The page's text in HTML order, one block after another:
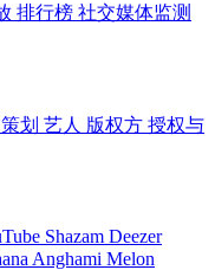
排行榜 社交媒体监测
划 艺人 版权方 授权与
Shazam Deezer
Anghami Melon